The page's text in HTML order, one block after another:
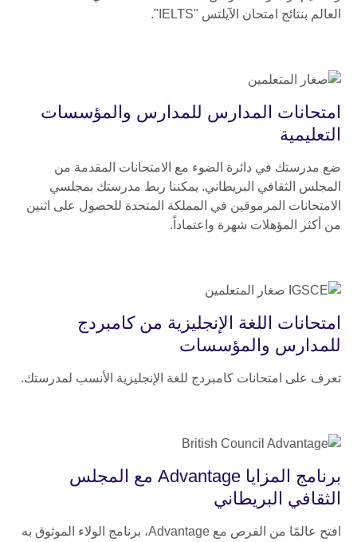
العالم بنتائج امتحان الآيلتس "IELTS".
امتحانات المدارس للمدارس والمؤسسات
التعليمية
ضع مدرستك في دائرة الضوء مع الامتحانات المقدمة من
المجلس الثقافي البريطاني. يمكننا ربط مدرستك بمجلسي
الامتحانات المرموقين في المملكة المتحدة للحصول على اثنين
من أكثر المؤهلات شهرة واعتماداً.
امتحانات اللغة الإنجليزية من كامبردج
للمدارس والمؤسسات
تعرف على امتحانات كامبردج للغة الإنجليزية الأنسب لمدرستك.
برنامج المزايا Advantage مع المجلس
الثقافي البريطاني
افتح عالمًا من الفرص مع Advantage، برنامج الولاء الموثوق به